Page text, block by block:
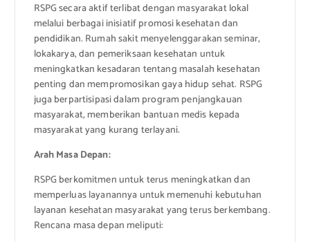
RSPG secara aktif terlibat dengan masyarakat lokal
melalui berbagai inisiatif promosi kesehatan dan
pendidikan. Rumah sakit menyelenggarakan seminar,
lokakarya, dan pemeriksaan kesehatan untuk
meningkatkan kesadaran tentang masalah kesehatan
penting dan mempromosikan gaya hidup sehat. RSPG
juga berpartisipasi dalam program penjangkauan
masyarakat, memberikan bantuan medis kepada
masyarakat yang kurang terlayani.
Arah Masa Depan:
RSPG berkomitmen untuk terus meningkatkan dan
memperluas layanannya untuk memenuhi kebutuhan
layanan kesehatan masyarakat yang terus berkembang.
Rencana masa depan meliputi: